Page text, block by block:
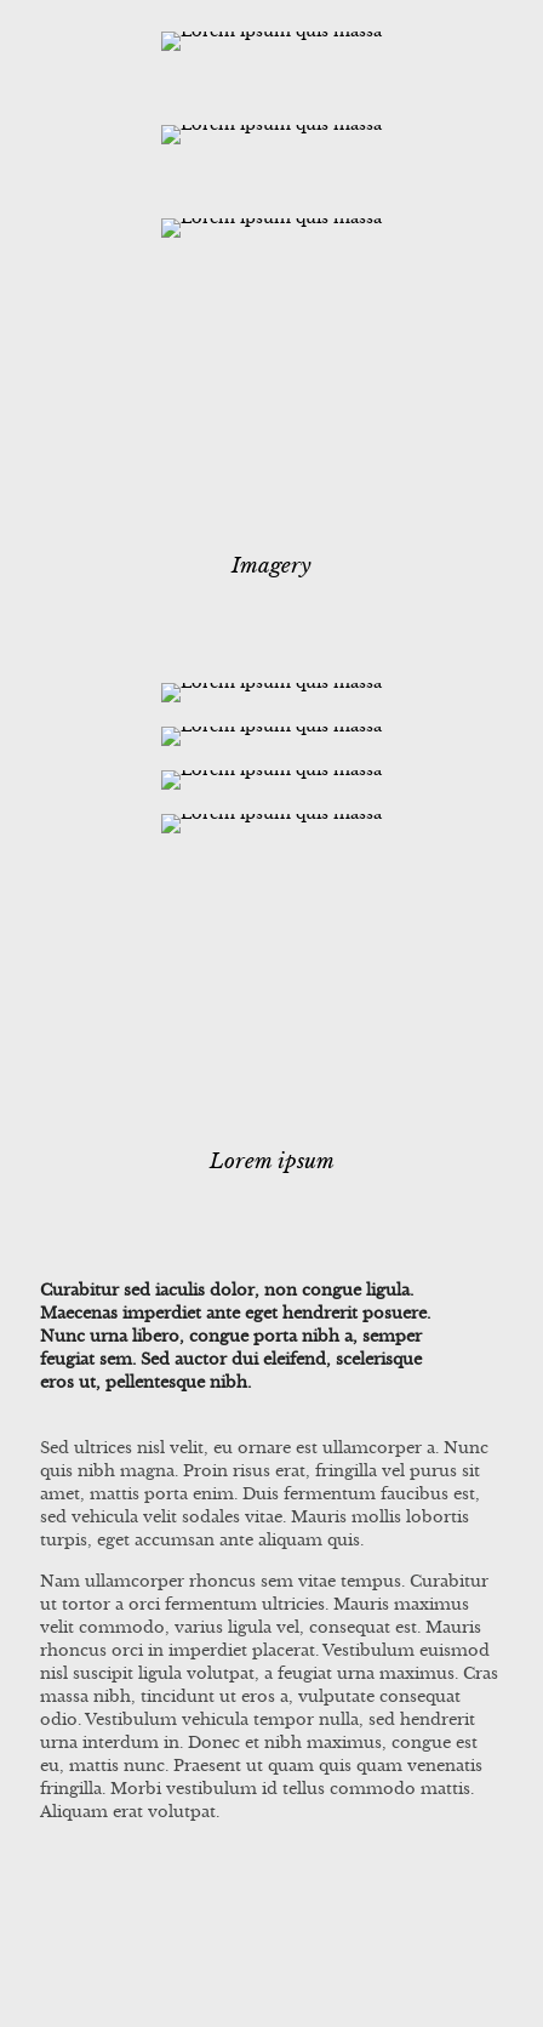
Imagery
Lorem ipsum
Curabitur sed iaculis dolor, non congue ligula.
Maecenas imperdiet ante eget hendrerit posuere.
Nunc urna libero, congue porta nibh a, semper
feugiat sem. Sed auctor dui eleifend, scelerisque
eros ut, pellentesque nibh.
Sed ultrices nisl velit, eu ornare est ullamcorper a. Nunc
quis nibh magna. Proin risus erat, fringilla vel purus sit
amet, mattis porta enim. Duis fermentum faucibus est,
sed vehicula velit sodales vitae. Mauris mollis lobortis
turpis, eget accumsan ante aliquam quis.
Nam ullamcorper rhoncus sem vitae tempus. Curabitur
ut tortor a orci fermentum ultricies. Mauris maximus
velit commodo, varius ligula vel, consequat est. Mauris
rhoncus orci in imperdiet placerat. Vestibulum euismod
nisl suscipit ligula volutpat, a feugiat urna maximus. Cras
massa nibh, tincidunt ut eros a, vulputate consequat
odio. Vestibulum vehicula tempor nulla, sed hendrerit
urna interdum in. Donec et nibh maximus, congue est
eu, mattis nunc. Praesent ut quam quis quam venenatis
fringilla. Morbi vestibulum id tellus commodo mattis.
Aliquam erat volutpat.